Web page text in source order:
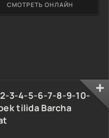
СМОТРЕТЬ ОНЛАЙН
2-3-4-5-6-7-8-9-10-
tilida Barcha